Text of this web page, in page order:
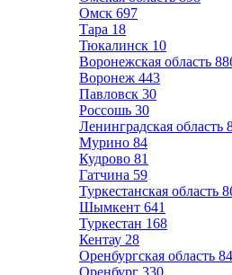
Омск 697
Тара 18
Тюкалинск 10
Воронежская область
Воронеж 443
Павловск 30
Россошь 30
Ленинградская область
Мурино 84
Кудрово 81
Гатчина 59
Туркестанская область
Шымкент 641
Туркестан 168
Кентау 28
Оренбургская область
Оренбург 330